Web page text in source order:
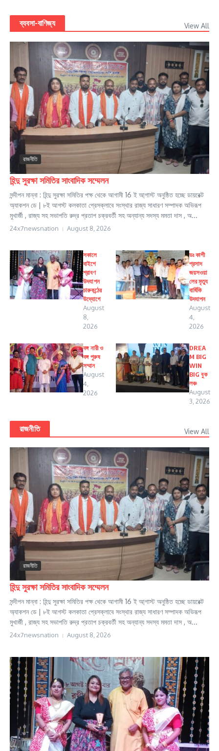
ব্যবসা-বাণিজ্য View All
রাজনীতি
হিন্দু সুরক্ষা সমিতির সাংবাদিক সম্মেলন
সন্দীপন মান্না : হিন্দু সুরক্ষা সমিতির পক্ষ থেকে আগামী 16 ই আ্গাস্ট অনুষ্ঠিত হচ্ছে ডায়রেক্ট
অ্যাকশন ডে | ৮ই আগস্ট কলকাতা প্রেসক্লাবে সংস্থার রাজ্য সাধারণ সম্পাদক অভিরূপ
মুখার্জী , রাজ্য সহ সভাপতি রুদ্র প্রতাপ চক্রবর্তী সহ অন্যান্য সদস্য মমতা দাস , অ...
24x7newsnation August 8, 2026
সকালে
বাইশে
শ্রাবণ
উদযাপন
চারুকন্ঠের
উদ্যোগে
August
8,
2026
ডঃ কাশী
প্রসাদ
জয়সওয়া
লের মৃত্যু
বার্ষিকি
উদযাপন
August
4,
2026
বঙ্গ নারী ও
বঙ্গ পুরুষ
সম্মান
August
4,
2026
DREA
M BIG
WIN
BIG বুক
লঞ্চ
August
3, 2026
রাজনীতি View All
রাজনীতি
হিন্দু সুরক্ষা সমিতির সাংবাদিক সম্মেলন
সন্দীপন মান্না : হিন্দু সুরক্ষা সমিতির পক্ষ থেকে আগামী 16 ই আ্গাস্ট অনুষ্ঠিত হচ্ছে ডায়রেক্ট
অ্যাকশন ডে | ৮ই আগস্ট কলকাতা প্রেসক্লাবে সংস্থার রাজ্য সাধারণ সম্পাদক অভিরূপ
মুখার্জী , রাজ্য সহ সভাপতি রুদ্র প্রতাপ চক্রবর্তী সহ অন্যান্য সদস্য মমতা দাস , অ...
24x7newsnation August 8, 2026